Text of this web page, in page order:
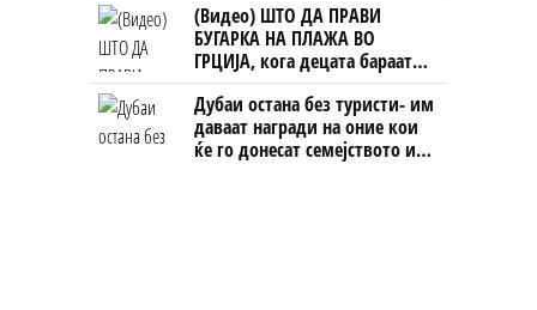
(Видео) ШТО ДА ПРАВИ
БУГАРКА НА ПЛАЖА ВО
ГРЦИЈА, кога децата бараат
домашно месо
Дубаи остана без туристи- им
даваат награди на оние кои
ќе го донесат семејството или